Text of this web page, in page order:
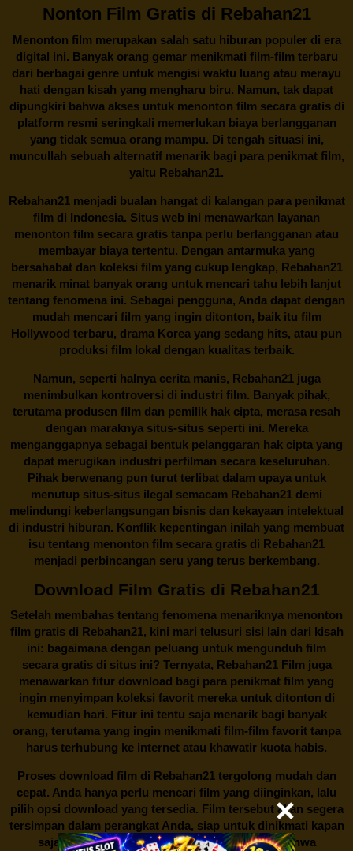
Nonton Film Gratis di Rebahan21
Menonton film merupakan salah satu hiburan populer di era
digital ini. Banyak orang gemar menikmati film-film terbaru
dari berbagai genre untuk mengisi waktu luang atau merayu
hati dengan kisah yang mengharu biru. Namun, tak dapat
dipungkiri bahwa akses untuk menonton film secara gratis di
platform resmi seringkali memerlukan biaya berlangganan
yang tidak semua orang mampu. Di tengah situasi ini,
muncullah sebuah alternatif menarik bagi para penikmat film,
yaitu Rebahan21.
Rebahan21menjadi bualan hangat di kalangan para penikmat
film di Indonesia. Situs web ini menawarkan layanan
menonton film secara gratis tanpa perlu berlangganan atau
membayar biaya tertentu. Dengan antarmuka yang
bersahabat dan koleksi film yang cukup lengkap, Rebahan21
menarik minat banyak orang untuk mencari tahu lebih lanjut
tentang fenomena ini. Sebagai pengguna, Anda dapat dengan
mudah mencari film yang ingin ditonton, baik itu film
Hollywood terbaru, drama Korea yang sedang hits, atau pun
produksi film lokal dengan kualitas terbaik.
Namun, seperti halnya cerita manis, Rebahan21juga
menimbulkan kontroversi di industri film. Banyak pihak,
terutama produsen film dan pemilik hak cipta, merasa resah
dengan maraknya situs-situs seperti ini. Mereka
menganggapnya sebagai bentuk pelanggaran hak cipta yang
dapat merugikan industri perfilman secara keseluruhan.
Pihak berwenang pun turut terlibat dalam upaya untuk
menutup situs-situs ilegal semacam Rebahan21 demi
melindungi keberlangsungan bisnis dan kekayaan intelektual
di industri hiburan. Konflik kepentingan inilah yang membuat
isu tentang menonton film secara gratis di Rebahan21
menjadi perbincangan seru yang terus berkembang.
Download Film Gratis di Rebahan21
Setelah membahas tentang fenomena menariknya menonton
film gratis di Rebahan21, kini mari telusuri sisi lain dari kisah
ini: bagaimana dengan peluang untuk mengunduh film
secara gratis di situs ini? Ternyata, Rebahan21 Film juga
menawarkan fitur download bagi para penikmat film yang
ingin menyimpan koleksi favorit mereka untuk ditonton di
kemudian hari. Fitur ini tentu saja menarik bagi banyak
orang, terutama yang ingin menikmati film-film favorit tanpa
harus terhubung ke internet atau khawatir kuota habis.
Proses download film di Rebahan21tergolong mudah dan
cepat. Anda hanya perlu mencari film yang diinginkan, lalu
pilih opsi download yang tersedia. Film tersebut akan segera
tersimpan dalam perangkat Anda, siap untuk dinikmati kapan
saja dan di mana saja. Namun, perlu diingat bahwa